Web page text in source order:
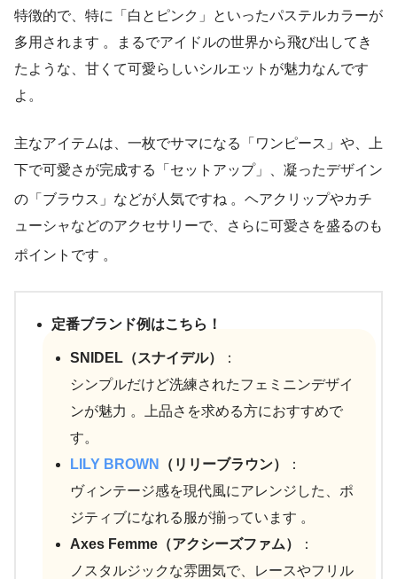
特徴的で、特に「白とピンク」といったパステルカラーが
多用されます 。まるでアイドルの世界から飛び出してき
たような、甘くて可愛らしいシルエットが魅力なんです
よ。
主なアイテムは、一枚でサマになる「ワンピース」や、上
下で可愛さが完成する「セットアップ」、凝ったデザイン
の「ブラウス」などが人気ですね 。ヘアクリップやカチ
ューシャなどのアクセサリーで、さらに可愛さを盛るのも
ポイントです 。
定番ブランド例はこちら！
SNIDEL（スナイデル）
：
シンプルだけど洗練されたフェミニンデザイ
ンが魅力 。上品さを求める方におすすめで
す。
LILY BROWN
（リリーブラウン）
：
ヴィンテージ感を現代風にアレンジした、ポ
ジティブになれる服が揃っています 。
Axes Femme（アクシーズファム）
：
ノスタルジックな雰囲気で、レースやフリル